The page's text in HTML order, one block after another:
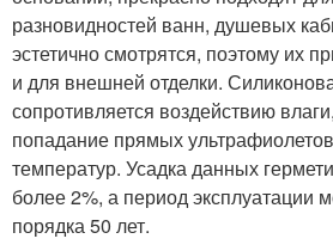
разновидностей ванн, душевых
эстетично смотрятся, поэтому их
и для внешней отделки.
сопротивляется воздействию
попадание прямых
температур. Усадка данных
более 2%, а период эксплуатации
порядка 50 лет.